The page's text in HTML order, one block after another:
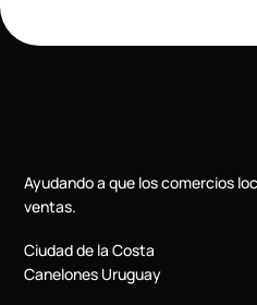
Ayudando a que los comercios
ventas.
Ciudad de la Costa
Canelones Uruguay